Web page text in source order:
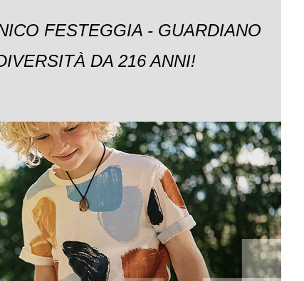
FESTEGGIA - GUARDIANO
DA 216 ANNI!